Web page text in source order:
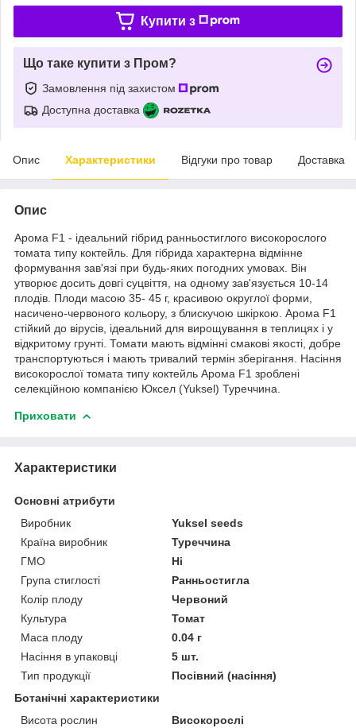
Купити з
Що таке купити з Пром?
Замовлення під захистом
Доступна доставка
Опис Характеристики Відгуки про товар Доставка
Опис
Арома F1 - ідеальний гібрид ранньостиглого високорослого
томата типу коктейль. Для гібрида характерна відмінне
формування зав'язі при будь-яких погодних умовах. Він
утворює досить довгі суцвіття, на одному зав'язується 10-14
плодів. Плоди масою 35- 45 г, красивою округлої форми,
насичено-червоного кольору, з блискучою шкіркою. Арома F1
стійкий до вірусів, ідеальний для вирощування в теплицях і у
відкритому грунті. Томати мають відмінні смакові якості, добре
транспортуються і мають тривалий термін зберігання. Насіння
високорослої томата типу коктейль Арома F1 зроблені
селекційною компанією Юксел (Yuksel) Туреччина.
Приховати
Характеристики
Основні атрибути
Виробник
Yuksel seeds
Країна виробник
Туреччина
ГМО
Ні
Група стиглості
Ранньостигла
Колір плоду
Червоний
Культура
Томат
Маса плоду
0.04 г
Насіння в упаковці
5 шт.
Тип продукції
Посівний (насіння)
Ботанічні характеристики
Висота рослин
Високорослі